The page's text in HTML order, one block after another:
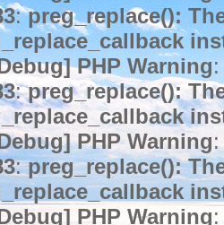
:preg_replace():
PHP Warning
:preg_replace():
PHP Warning
:preg_replace():
PHP Warning